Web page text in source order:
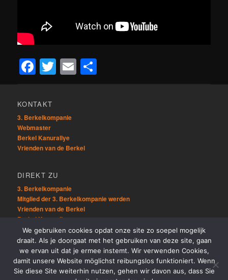
Facebook
Twitter
Email
KONTAKT
3. Berkelkompanie
Webmaster
Berkel Kanurallye
Vrienden van de Berkel
DIREKT ZU
3. Berkelkompanie
Mitglied der 3. Berkelkompanie werden
Vrienden van de Berkel
Berkel Kanurallye
ÜBRIG
Sitemap
Links
We gebruiken cookies opdat onze site zo soepel mogelijk
draait. Als je doorgaat met het gebruiken van deze site, gaan
we ervan uit dat je ermee instemt. Wir verwenden Cookies,
damit unsere Website möglichst reibungslos funktioniert. Wenn
Sie diese Site weiterhin nutzen, gehen wir davon aus, dass Sie